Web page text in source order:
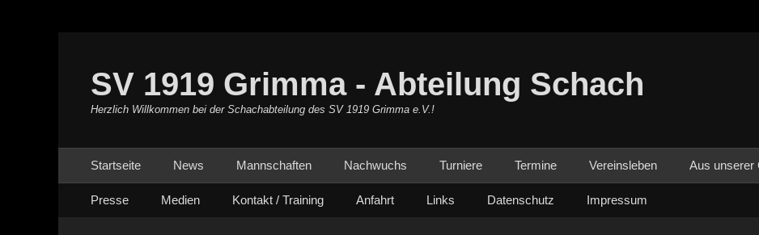
SV 1919 Grimma - Abteilung Schach
Herzlich Willkommen bei der Schachabteilung des SV 1919 Grimma e.V.!
Primäres Menü
Inhalt
Startseite News Mannschaften Nachwuchs Turniere Termine Vereinsleben Aus unserer
Sekundäres Menü
Inhalt
Presse Medien Kontakt / Training Anfahrt Links Datenschutz Impressum